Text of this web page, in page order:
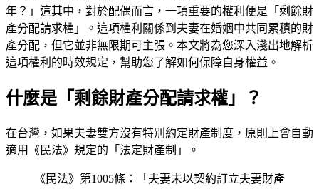
年？」這其中，對於配偶而言，一項重要的權利便是「剩餘財
產分配請求權」。這項權利關係到夫妻在婚姻中共同累積的財
產分配，但它並非無限期可主張。本文將為您深入淺出地解析
這項權利的時效規定，幫助您了解如何保障自身權益。
什麼是「剩餘財產分配請求權」？
在台灣，如果夫妻雙方沒有特別約定財產制度，原則上會自動
適用《民法》規定的「法定財產制」。
《民法》第1005條：「夫妻未以契約訂立夫妻財產